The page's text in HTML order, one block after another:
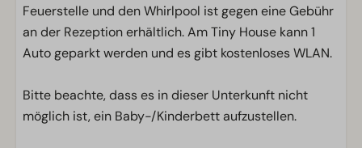
Feuerstelle und den Whirlpool ist gegen eine Gebühr
an der Rezeption erhältlich. Am Tiny House kann 1
Auto geparkt werden und es gibt kostenloses WLAN.
Bitte beachte, dass es in dieser Unterkunft nicht
möglich ist, ein Baby-/Kinderbett aufzustellen.